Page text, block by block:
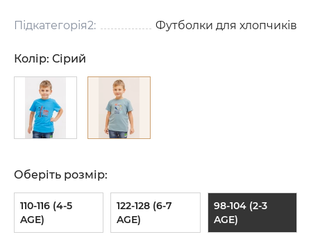
Підкатегорія2: Футболки для хлопчиків
Колір: Сірий
Оберіть розмір:
110-116 (4-5
AGE)
122-128 (6-7
AGE)
98-104 (2-3
AGE)